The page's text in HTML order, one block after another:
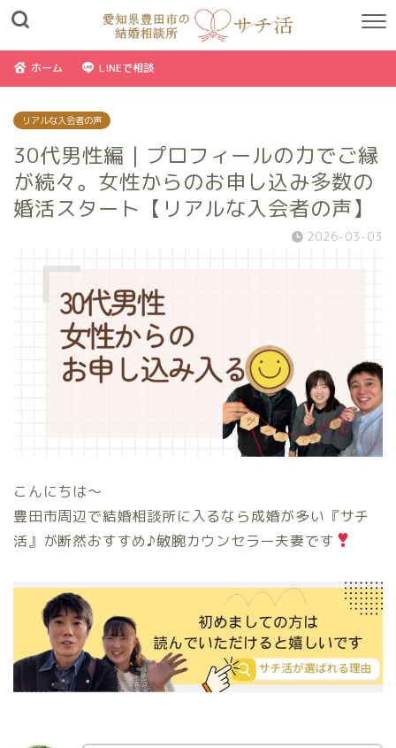
ホーム LINEで相談
リアルな入会者の声
30代男性編｜プロフィールの力でご縁
が続々。女性からのお申し込み多数の
婚活スタート【リアルな入会者の声】
2026-03-03
こんにちは〜
豊田市周辺で結婚相談所に入るなら成婚が多い『サチ
活』が断然おすすめ♪敏腕カウンセラー夫妻です